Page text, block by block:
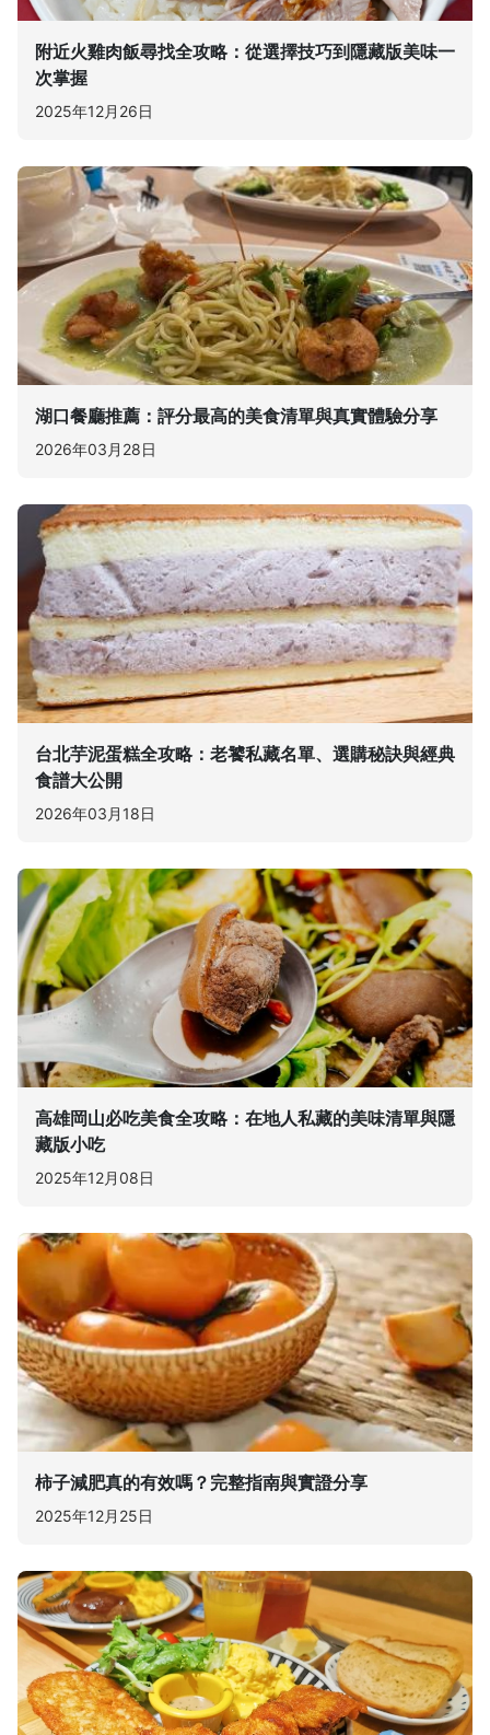
附近火雞肉飯尋找全攻略：從選擇技巧到隱藏版美味一
次掌握
2025年12月26日
湖口餐廳推薦：評分最高的美食清單與真實體驗分享
2026年03月28日
台北芋泥蛋糕全攻略：老饕私藏名單、選購秘訣與經典
食譜大公開
2026年03月18日
高雄岡山必吃美食全攻略：在地人私藏的美味清單與隱
藏版小吃
2025年12月08日
柿子減肥真的有效嗎？完整指南與實證分享
2025年12月25日